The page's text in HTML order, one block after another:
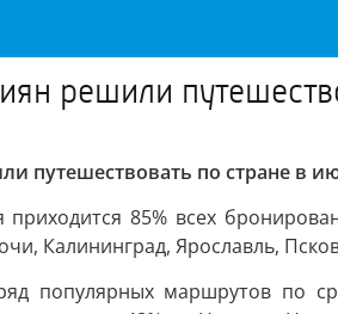
решили
путешествовать по стране в
приходится 85% всех
Калининград, Ярославль,
популярных маршрутов по